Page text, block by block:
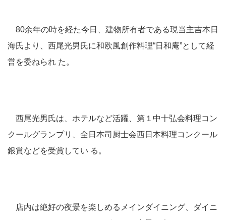
80余年の時を経た今日、建物所有者である現当主吉本日
海氏より、西尾光男氏に和欧風創作料理“日和庵”として経
営を委ねられ た。
西尾光男氏は、ホテルなど活躍、第１中十弘会料理コン
クールグランプリ、全日本司厨士会西日本料理コンクール
銀賞などを受賞してい る。
店内は絶好の夜景を楽しめるメインダイニング、ダイニ